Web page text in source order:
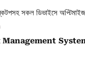
সকল ডিভাইসে
Management